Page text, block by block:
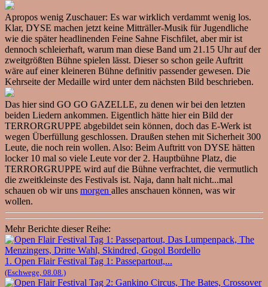
Apropos wenig Zuschauer: Es war wirklich verdammt wenig los.
Klar, DYSE machen jetzt keine Mitträller-Musik für Jugendliche
wie die später headlinenden Feine Sahne Fischfilet, aber mir ist
dennoch schleierhaft, warum man diese Band um 21.15 Uhr auf der
zweitgrößten Bühne spielen lässt. Dieser so schon geile Auftritt
wäre auf einer kleineren Bühne definitiv passender gewesen. Die
Kehrseite der Medaille wird unter dem nächsten Bild beschrieben.
Das hier sind GO GO GAZELLE, zu denen wir bei den letzten
beiden Liedern ankommen. Eigentlich hätte hier ein Bild der
TERRORGRUPPE abgebildet sein können, doch das E-Werk ist
wegen Überfüllung geschlossen. Draußen stehen mit Sicherheit 300
Leute, die noch rein wollen. Also: Beim Auftritt von DYSE hätten
locker 10 mal so viele Leute vor der 2. Hauptbühne Platz, die
TERRORGRUPPE wird auf die Bühne verfrachtet, die vermutlich
die zweitkleinste des Festivals ist. Naja, dann halt nicht...mal
schauen ob wir uns morgen alles anschauen können, was wir
wollen.
Mehr Berichte dieser Reihe:
1. Open Flair Festival Tag 1: Passepartout,...
(Eschwege, 08.08.)